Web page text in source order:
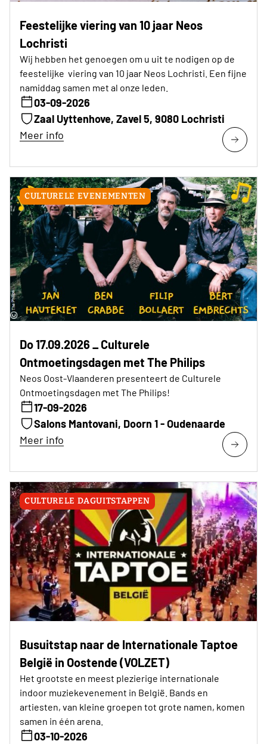
Feestelijke viering van 10 jaar Neos
Lochristi
Wij hebben het genoegen om u uit te nodigen op de
feestelijke viering van 10 jaar Neos Lochristi. Een fijne
namiddag samen met al onze leden.
03-09-2026
Zaal Uyttenhove, Zavel 5, 9080 Lochristi
Meer info
CULTURELE EVENEMENTEN
Do 17.09.2026 _ Culturele
Ontmoetingsdagen met The Philips
Neos Oost-Vlaanderen presenteert de Culturele
Ontmoetingsdagen met The Philips!
17-09-2026
Salons Mantovani, Doorn 1 - Oudenaarde
Meer info
CULTURELE DAGUITSTAPPEN
Busuitstap naar de Internationale Taptoe
België in Oostende (VOLZET)
Het grootste en meest plezierige internationale
indoor muziekevenement in België. Bands en
artiesten, van kleine groepen tot grote namen, komen
samen in één arena.
03-10-2026